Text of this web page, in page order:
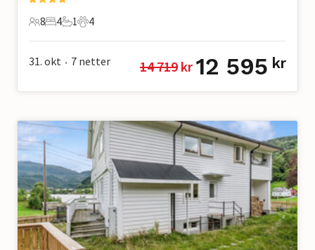
8 Gjester
8
4 Soverom
4
1 Bad
1
4 Kjæledyr
4
31. okt • 7 netter 14 719 kr 12 595 kr